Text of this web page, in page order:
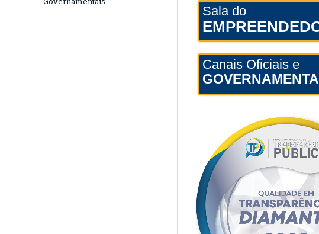
Sala do
Canais Oficiais e